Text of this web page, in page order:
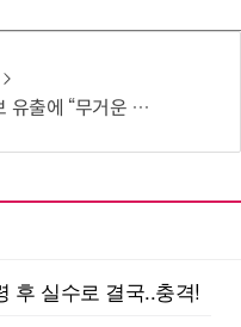
임 통감…쇄신 협조할 것”